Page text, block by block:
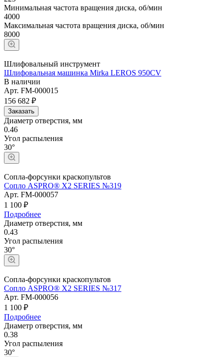
Минимальная частота вращения диска, об/мин
4000
Максимальная частота вращения диска, об/мин
8000
Шлифовальный инструмент
Шлифовальная машинка Mirka LEROS 950CV
В наличии
Арт. FM-000015
156 682 ₽
Заказать
Диаметр отверстия, мм
0.46
Угол распыления
30°
Сопла-форсунки краскопультов
Сопло ASPRO® X2 SERIES №319
Арт. FM-000057
1 100 ₽
Подробнее
Диаметр отверстия, мм
0.43
Угол распыления
30°
Сопла-форсунки краскопультов
Сопло ASPRO® X2 SERIES №317
Арт. FM-000056
1 100 ₽
Подробнее
Диаметр отверстия, мм
0.38
Угол распыления
30°